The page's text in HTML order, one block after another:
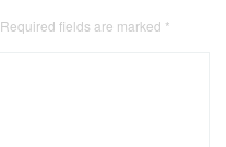
Required fields are marked *